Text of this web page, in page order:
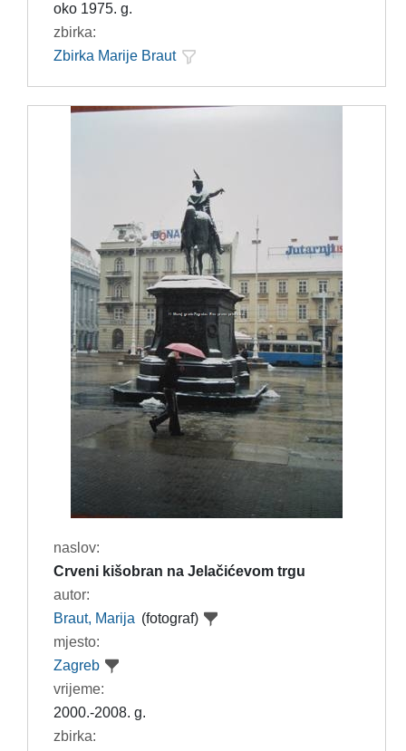
oko 1975. g.
zbirka:
Zbirka Marije Braut
naslov:
Crveni kišobran na Jelačićevom trgu
autor:
Braut, Marija (fotograf)
mjesto:
Zagreb
vrijeme:
2000.-2008. g.
zbirka: